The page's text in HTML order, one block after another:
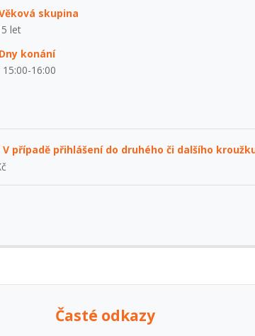
skupina
let
Dny konání
15:00-16:00
V případě přihlášení do druhého či dalšího
Časté odkazy